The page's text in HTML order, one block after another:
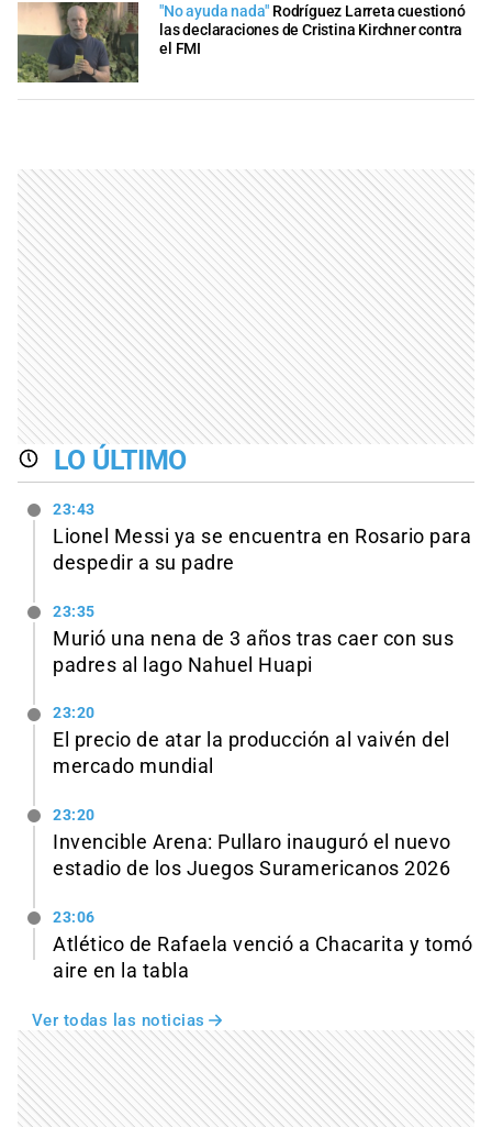
"No ayuda nada" Rodríguez Larreta cuestionó
las declaraciones de Cristina Kirchner contra
el FMI
LO ÚLTIMO
23:43
Lionel Messi ya se encuentra en Rosario para
despedir a su padre
23:35
Murió una nena de 3 años tras caer con sus
padres al lago Nahuel Huapi
23:20
El precio de atar la producción al vaivén del
mercado mundial
23:20
Invencible Arena: Pullaro inauguró el nuevo
estadio de los Juegos Suramericanos 2026
23:06
Atlético de Rafaela venció a Chacarita y tomó
aire en la tabla
Ver todas las noticias